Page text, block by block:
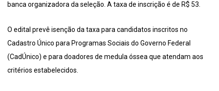
banca organizadora da seleção. A taxa de inscrição é de R$ 53.
O edital prevê isenção da taxa para candidatos inscritos no
Cadastro Único para Programas Sociais do Governo Federal
(CadÚnico) e para doadores de medula óssea que atendam aos
critérios estabelecidos.